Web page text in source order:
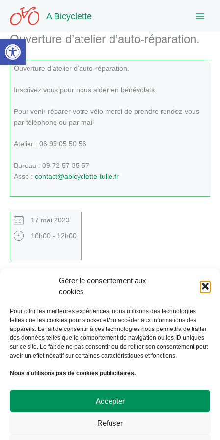
Ouvrir la barre d’outils
Gérer le consentement aux
cookies
Pour offrir les meilleures expériences, nous utilisons des technologies
telles que les cookies pour stocker et/ou accéder aux informations des
appareils. Le fait de consentir à ces technologies nous permettra de traiter
des données telles que le comportement de navigation ou les ID uniques
sur ce site. Le fait de ne pas consentir ou de retirer son consentement peut
avoir un effet négatif sur certaines caractéristiques et fonctions.
Nous n'utilisons pas de cookies publicitaires.
Accepter
Refuser
contenu
A Bicyclette
Ouverture d’atelier d’auto-réparation.
Ouverture d’atelier d’auto-réparation.
Inscrivez vous pour nous aider en bénévolats
Pour venir réparer votre vélo merci de prendre rendez-vous
par téléphone ou par mail
Atelier : 06 95 05 50 56
Bureau : 09 72 57 35 57
Asso : contact@abicyclette-tulle.fr
17 mai 2023
10h00 - 12h00
←Évènement précédent Évènement suivant→
108 avenue Victor Hugo
09 72 57 35 57
contact@abicyclette-tulle.fr
Copyright 2023 Association À Bicyclette